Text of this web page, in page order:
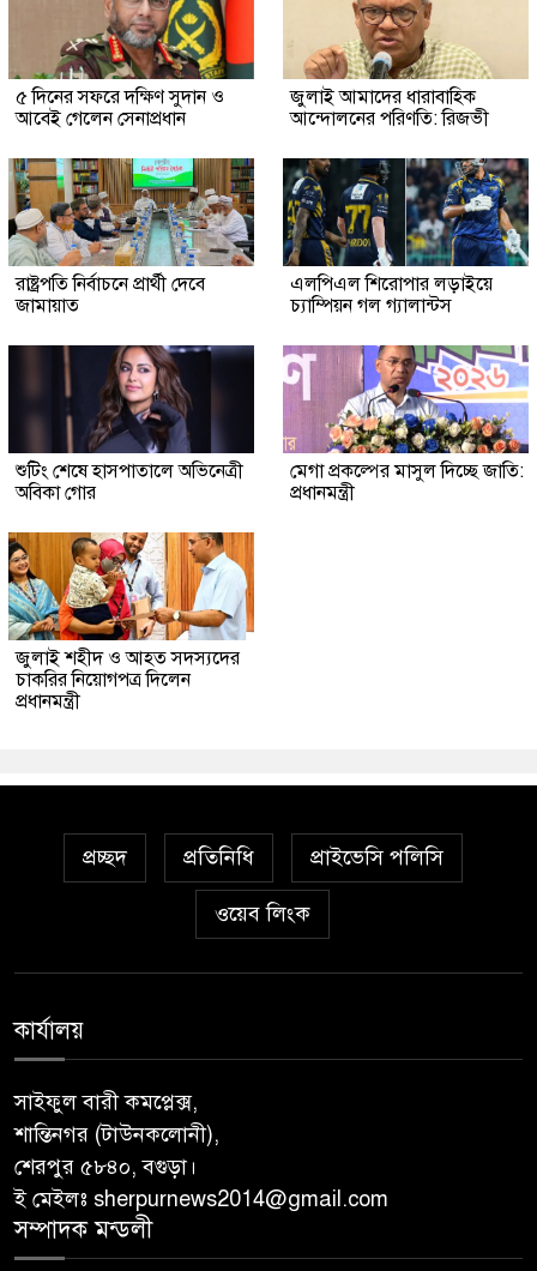
৫ দিনের সফরে দক্ষিণ সুদান ও
আবেই গেলেন সেনাপ্রধান
জুলাই আমাদের ধারাবাহিক
আন্দোলনের পরিণতি: রিজভী
রাষ্ট্রপতি নির্বাচনে প্রার্থী দেবে
জামায়াত
এলপিএল শিরোপার লড়াইয়ে
চ্যাম্পিয়ন গল গ্যালান্টস
শুটিং শেষে হাসপাতালে অভিনেত্রী
অবিকা গোর
মেগা প্রকল্পের মাসুল দিচ্ছে জাতি:
প্রধানমন্ত্রী
জুলাই শহীদ ও আহত সদস্যদের
চাকরির নিয়োগপত্র দিলেন
প্রধানমন্ত্রী
প্রচ্ছদ প্রতিনিধি প্রাইভেসি পলিসি
ওয়েব লিংক
কার্যালয়
সাইফুল বারী কমপ্লেক্স,
শান্তিনগর (টাউনকলোনী),
শেরপুর ৫৮৪০, বগুড়া।
ই মেইলঃ sherpurnews2014@gmail.com
সম্পাদক মন্ডলী